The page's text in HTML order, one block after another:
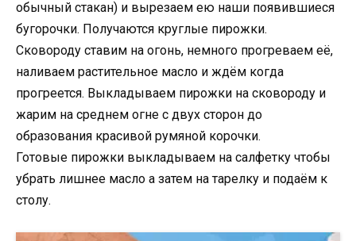
обычный стакан) и вырезаем ею наши появившиеся
бугорочки. Получаются круглые пирожки.
Сковороду ставим на огонь, немного прогреваем её,
наливаем растительное масло и ждём когда
прогреется. Выкладываем пирожки на сковороду и
жарим на среднем огне с двух сторон до
образования красивой румяной корочки.
Готовые пирожки выкладываем на салфетку чтобы
убрать лишнее масло а затем на тарелку и подаём к
столу.